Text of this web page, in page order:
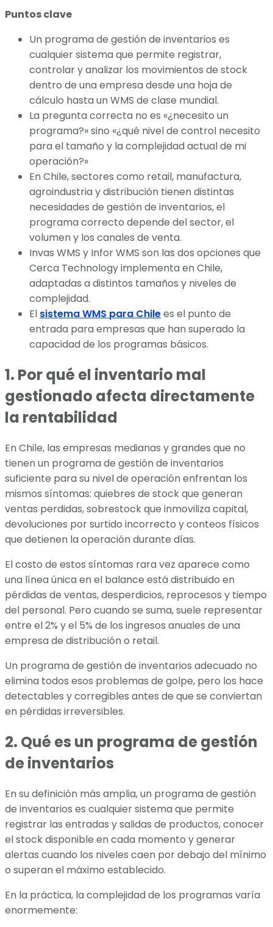
Puntos clave
Un programa de gestión de inventarios es
cualquier sistema que permite registrar,
controlar y analizar los movimientos de stock
dentro de una empresa desde una hoja de
cálculo hasta un WMS de clase mundial.
La pregunta correcta no es «¿necesito un
programa?» sino «¿qué nivel de control necesito
para el tamaño y la complejidad actual de mi
operación?»
En Chile, sectores como retail, manufactura,
agroindustria y distribución tienen distintas
necesidades de gestión de inventarios, el
programa correcto depende del sector, el
volumen y los canales de venta.
Invas WMS y Infor WMS son las dos opciones que
Cerca Technology implementa en Chile,
adaptadas a distintos tamaños y niveles de
complejidad.
El sistema WMS para Chilees el punto de
entrada para empresas que han superado la
capacidad de los programas básicos.
1. Por qué el inventario mal
gestionado afecta directamente
la rentabilidad
En Chile, las empresas medianas y grandes que no
tienen un programa de gestión de inventarios
suficiente para su nivel de operación enfrentan los
mismos síntomas: quiebres de stock que generan
ventas perdidas, sobrestock que inmoviliza capital,
devoluciones por surtido incorrecto y conteos físicos
que detienen la operación durante días.
El costo de estos síntomas rara vez aparece como
una línea única en el balance está distribuido en
pérdidas de ventas, desperdicios, reprocesos y tiempo
del personal. Pero cuando se suma, suele representar
entre el 2% y el 5% de los ingresos anuales de una
empresa de distribución o retail.
Un programa de gestión de inventarios adecuado no
elimina todos esos problemas de golpe, pero los hace
detectables y corregibles antes de que se conviertan
en pérdidas irreversibles.
2. Qué es un programa de gestión
de inventarios
En su definición más amplia, un programa de gestión
de inventarios es cualquier sistema que permite
registrar las entradas y salidas de productos, conocer
el stock disponible en cada momento y generar
alertas cuando los niveles caen por debajo del mínimo
o superan el máximo establecido.
En la práctica, la complejidad de los programas varía
enormemente: